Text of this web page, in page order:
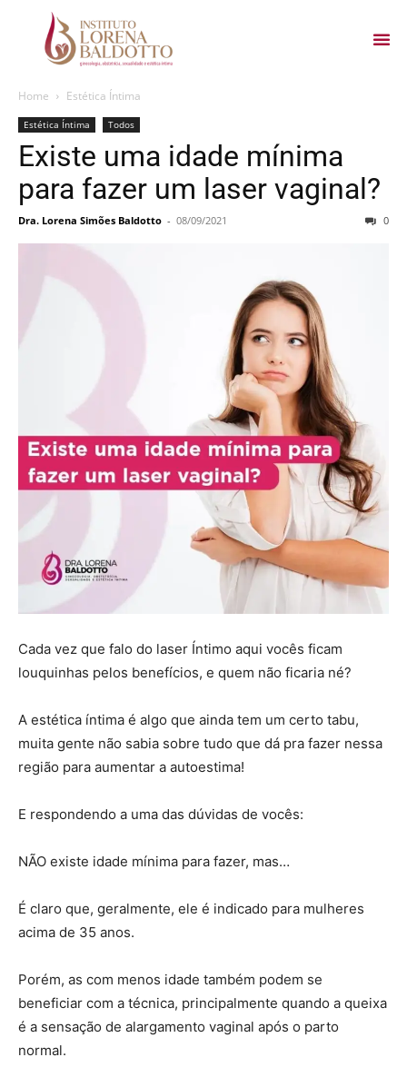
Home Estética Íntima
Estética Íntima Todos
Existe uma idade mínima
para fazer um laser vaginal?
Dra. Lorena Simões Baldotto - 08/09/2021 0
Cada vez que falo do laser Íntimo aqui vocês ficam
louquinhas pelos benefícios, e quem não ficaria né?
A estética íntima é algo que ainda tem um certo tabu,
muita gente não sabia sobre tudo que dá pra fazer nessa
região para aumentar a autoestima!
E respondendo a uma das dúvidas de vocês:
NÃO existe idade mínima para fazer, mas…
É claro que, geralmente, ele é indicado para mulheres
acima de 35 anos.
Porém, as com menos idade também podem se
beneficiar com a técnica, principalmente quando a queixa
é a sensação de alargamento vaginal após o parto
normal.